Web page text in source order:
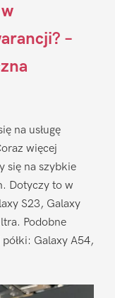
–
na usługę
więcej
się na szybkie
Dotyczy to w
S23, Galaxy
Podobne
Galaxy A54,